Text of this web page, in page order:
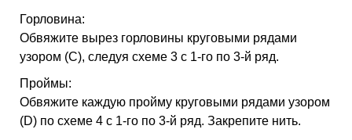
Горловина:
Обвяжите вырез горловины круговыми рядами
узором (C), следуя схеме 3 с 1-го по 3-й ряд.
Проймы:
Обвяжите каждую пройму круговыми рядами узором
(D) по схеме 4 с 1-го по 3-й ряд. Закрепите нить.